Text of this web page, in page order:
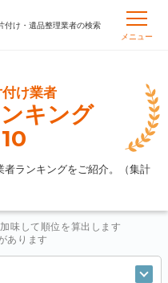
付け・遺品整理業者の検索
メニュー
け業者
キング
10
ランキングをご紹介。（集計
味して順位を算出します
あります